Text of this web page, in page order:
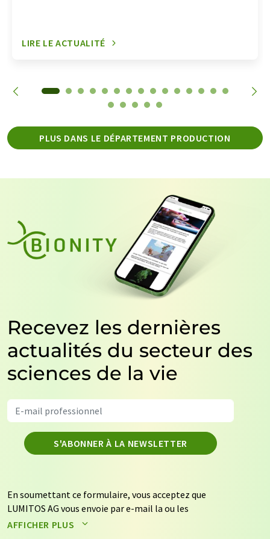
LIRE LE ACTUALITÉ
PLUS DANS LE DÉPARTEMENT PRODUCTION
Recevez les dernières
actualités du secteur des
sciences de la vie
S'ABONNER À LA NEWSLETTER
En soumettant ce formulaire, vous acceptez que
LUMITOS AG vous envoie par e-mail la ou les
newsletters sélectionnées ci-dessus. Vos données ne
AFFICHER PLUS